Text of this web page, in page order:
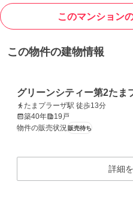
このマンション
この物件の建物情報
グリーンシティー第2たま
たまプラーザ駅 徒歩13分
築40年
19戸
物件の販売状況販売待ち
詳細